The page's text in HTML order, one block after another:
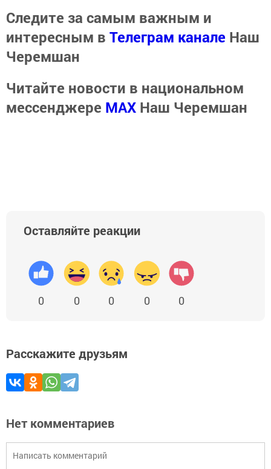
Следите за самым важным и
интересным в Телеграм канале Наш
Черемшан
Читайте новости в национальном
мессенджере MАХ Наш Черемшан
Оставляйте реакции
0 0 0 0 0
Расскажите друзьям
Нет комментариев